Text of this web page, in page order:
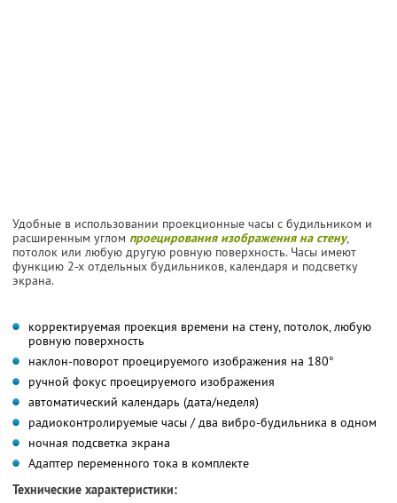
Удобные в использовании проекционные часы с будильником и
расширенным углом проецирования изображения на стену,
потолок или любую другую ровную поверхность. Часы имеют
функцию 2-х отдельных будильников, календаря и подсветку
экрана.
корректируемая проекция времени на стену, потолок, любую
ровную поверхность
наклон-поворот проецируемого изображения на 180°
ручной фокус проецируемого изображения
автоматический календарь (дата/неделя)
радиоконтролируемые часы / два вибро-будильника в одном
ночная подсветка экрана
Адаптер переменного тока в комплекте
Технические характеристики: